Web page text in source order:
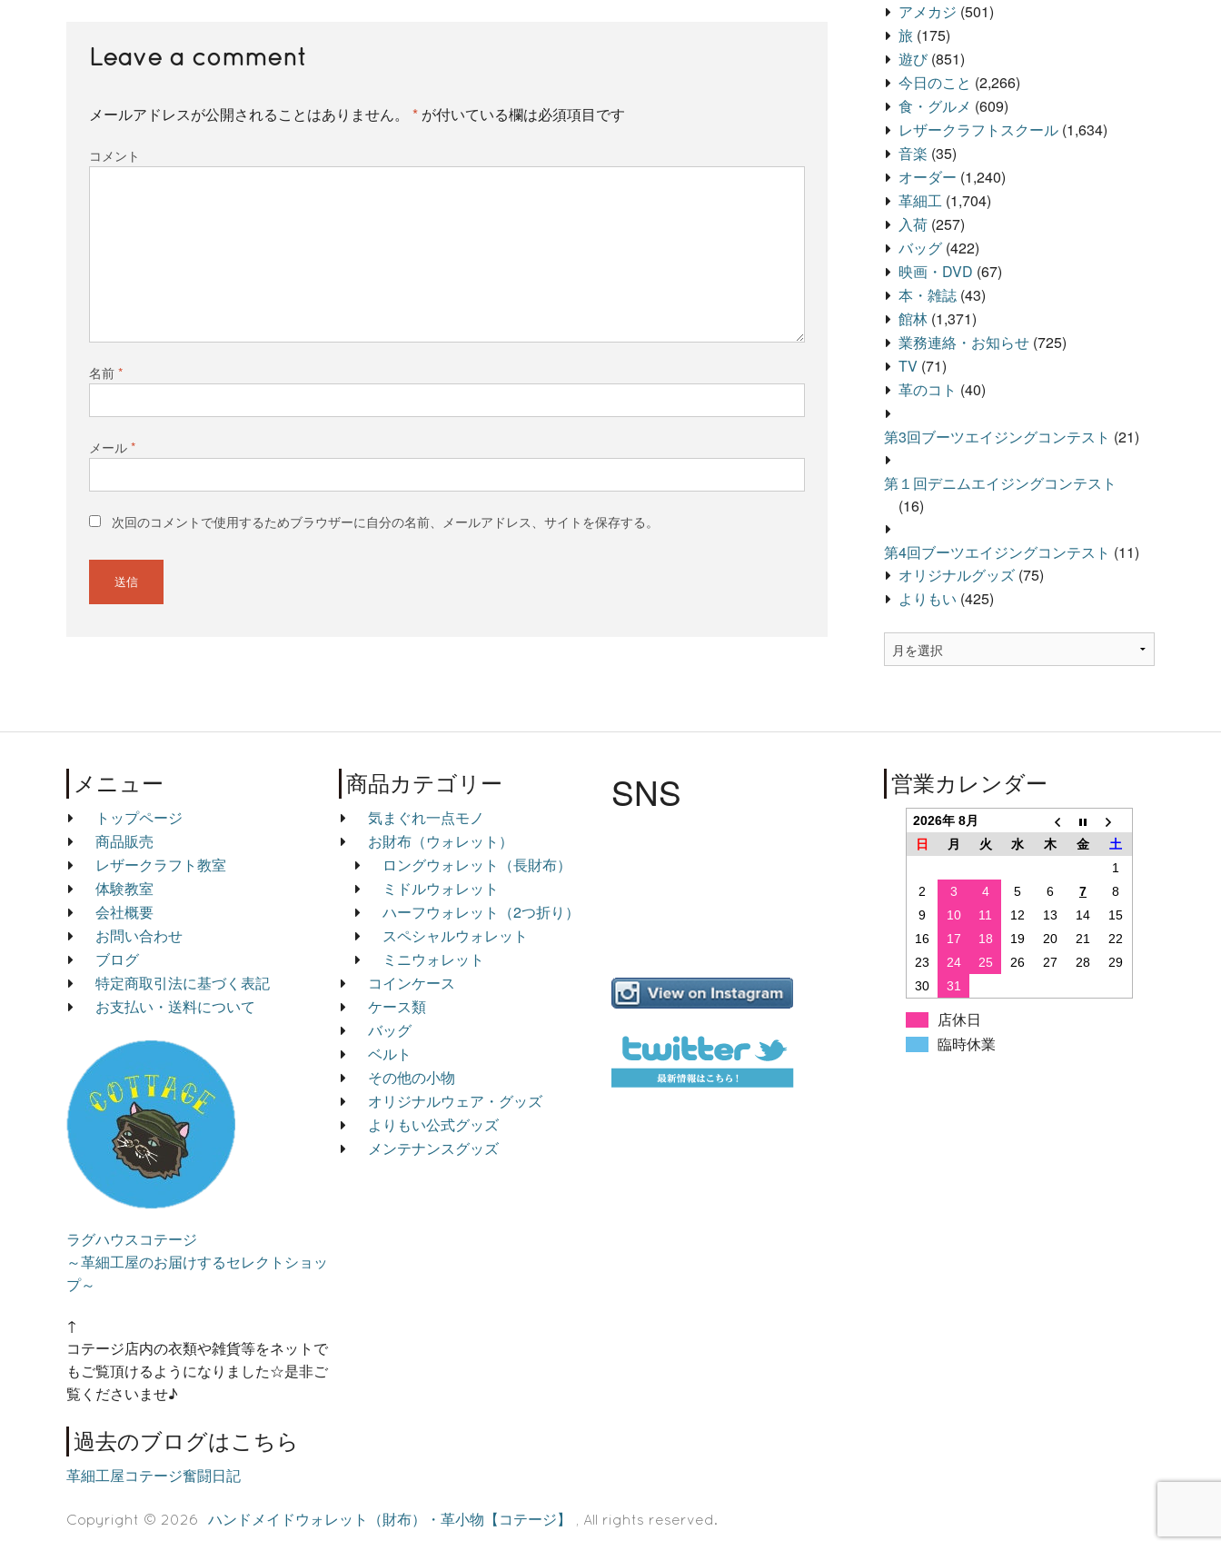
Leave a comment
メールアドレスが公開されることはありません。 * が付いている欄は必須項目です
コメント
名前*
メール*
次回のコメントで使用するためブラウザーに自分の名前、メールアドレス、サイトを保存する。
アメカジ (501)
旅 (175)
遊び(851)
今日のこと (2,266)
食・グルメ (609)
レザークラフトスクール (1,634)
音楽 (35)
オーダー (1,240)
革細工 (1,704)
入荷 (257)
バッグ (422)
映画・DVD (67)
本・雑誌 (43)
館林 (1,371)
業務連絡・お知らせ (725)
TV (71)
革のコト (40)
第3回ブーツエイジングコンテスト (21)
第１回デニムエイジングコンテスト
(16)
第4回ブーツエイジングコンテスト (11)
オリジナルグッズ (75)
よりもい (425)
メニュー
トップページ
商品販売
レザークラフト教室
体験教室
会社概要
お問い合わせ
ブログ
特定商取引法に基づく表記
お支払い・送料について
ラグハウスコテージ
～革細工屋のお届けするセレクトショッ
プ～
↑
コテージ店内の衣類や雑貨等をネットで
もご覧頂けるようになりました☆是非ご
覧くださいませ♪
過去のブログはこちら
革細工屋コテージ奮闘日記
商品カテゴリー
気まぐれ一点モノ
お財布（ウォレット）
ロングウォレット（長財布）
ミドルウォレット
ハーフウォレット（2つ折り）
スペシャルウォレット
ミニウォレット
コインケース
ケース類
バッグ
ベルト
その他の小物
オリジナルウェア・グッズ
よりもい公式グッズ
メンテナンスグッズ
SNS 営業カレンダー
2026年 8月
日
月 火 水 木 金
土
1
2
3 4 5 6 7
8
9
10 11 12 13 14
15
16
17 18 19 20 21
22
23
24 25 26 27 28
29
30
31
店休日
臨時休業
Copyright © 2026 ハンドメイドウォレット（財布）・革小物【コテージ】 , All rights reserved.